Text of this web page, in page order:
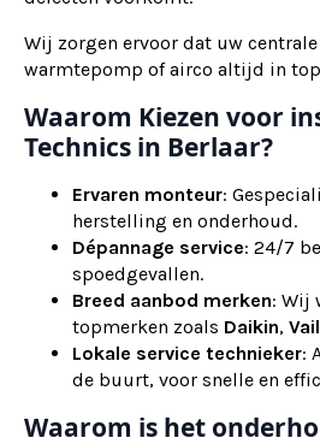
Wij zorgen ervoor dat uw
warmtepomp of airco altijd in
Waarom Kiezen voor
Technics in Berlaar?
Ervaren monteur:
herstelling en onderhoud.
Dépannage service: 24/7
spoedgevallen.
Breed aanbod merken: Wij
topmerken zoals Daikin,
Lokale service technieker:
de buurt, voor snelle en
Waarom is het